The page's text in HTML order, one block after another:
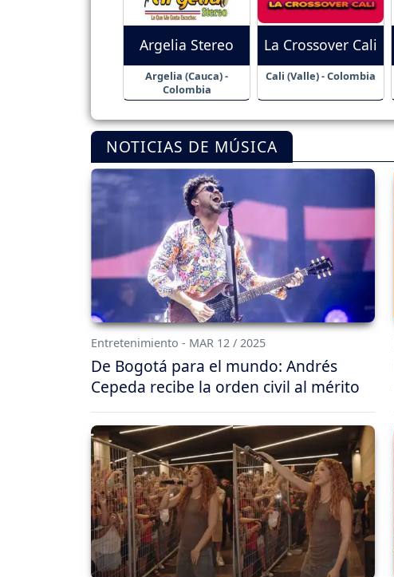
Argelia Stereo
Argelia (Cauca) -
Colombia
La Crossover Cali
Cali (Valle) - Colombia
NOTICIAS DE MÚSICA
Entretenimiento - MAR 12 / 2025
De Bogotá para el mundo: Andrés
Cepeda recibe la orden civil al mérito